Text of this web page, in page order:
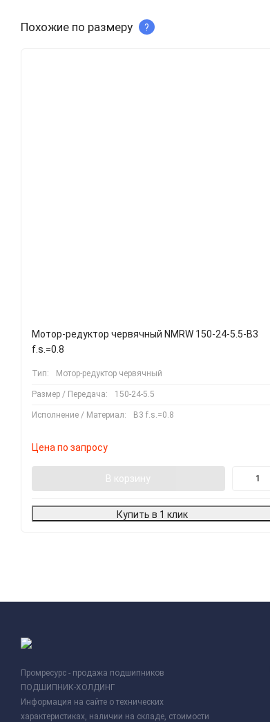
Похожие по размеру ?
Мотор-редуктор червячный NMRW 150-24-5.5-B3
f.s.=0.8
Тип: Мотор-редуктор червячный
Размер / Передача: 150-24-5.5
Исполнение / Материал: B3 f.s.=0.8
Цена по запросу
В корзину
Купить в 1 клик
Промресурс - продажа подшипников
ПОДШИПНИК-ХОЛДИНГ
Информация на сайте о технических
характеристиках, наличии на складе, стоимости